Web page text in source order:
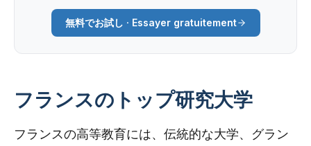
無料でお試し · Essayer gratuitement
フランスのトップ研究大学
フランスの高等教育には、伝統的な大学、グラン